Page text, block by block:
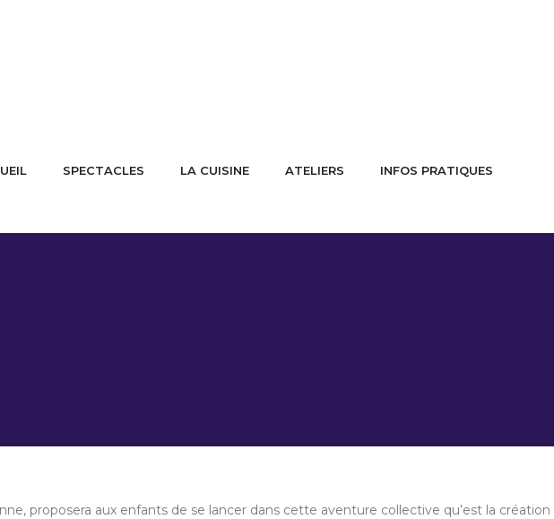
SPECTACLES LA CUISINE ATELIERS INFOS PRATIQUES
proposera aux enfants de se lancer dans cette aventure collective qu’est la création